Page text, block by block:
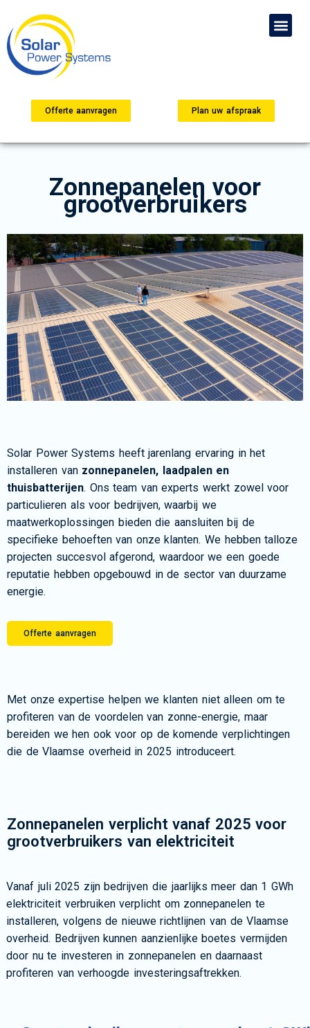
Offerte aanvragen Plan uw afspraak
Zonnepanelen voor
grootverbruikers
Solar Power Systems heeft jarenlang ervaring in het
installeren van zonnepanelen, laadpalen en
thuisbatterijen. Ons team van experts werkt zowel voor
particulieren als voor bedrijven, waarbij we
maatwerkoplossingen bieden die aansluiten bij de
specifieke behoeften van onze klanten. We hebben talloze
projecten succesvol afgerond, waardoor we een goede
reputatie hebben opgebouwd in de sector van duurzame
energie.
Offerte aanvragen
Met onze expertise helpen we klanten niet alleen om te
profiteren van de voordelen van zonne-energie, maar
bereiden we hen ook voor op de komende verplichtingen
die de Vlaamse overheid in 2025 introduceert.
Zonnepanelen verplicht vanaf 2025 voor
grootverbruikers van elektriciteit
Vanaf juli 2025 zijn bedrijven die jaarlijks meer dan 1 GWh
elektriciteit verbruiken verplicht om zonnepanelen te
installeren, volgens de nieuwe richtlijnen van de Vlaamse
overheid. Bedrijven kunnen aanzienlijke boetes vermijden
door nu te investeren in zonnepanelen en daarnaast
profiteren van verhoogde investeringsaftrekken.